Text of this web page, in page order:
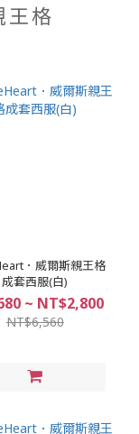
王格
．威爾斯親王格
成套西服(白)
~ NT$2,800
NT$6,560